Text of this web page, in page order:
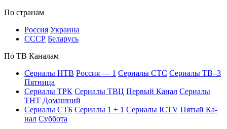
По стра­нам
Рос­сия Ук­раи­на
СССР Бе­ла­русь
По ТВ Ка­на­лам
Се­риа­лы НТВ Рос­сия — 1 Се­риа­лы СТС Се­риа­лы ТВ–3
Пят­ни­ца
Се­риа­лы ТРК Се­риа­лы ТВЦ Пер­вый Ка­нал Се­риа­лы
ТНТ До­маш­ний
Се­риа­лы СТБ Се­риа­лы 1 + 1 Се­риа­лы ICTV Пя­тый Ка­
нал Суб­бо­та